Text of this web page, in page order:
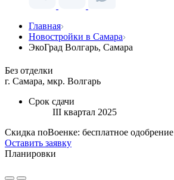
Главная
Новостройки в Самара
ЭкоГрад Волгарь, Самара
Без отделки
г. Самара, мкр. Волгарь
Срок сдачи
III квартал 2025
Скидка поВоенке: бесплатное одобрение
Оставить заявку
Планировки